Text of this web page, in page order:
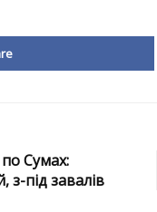
Сумах:
під завалів